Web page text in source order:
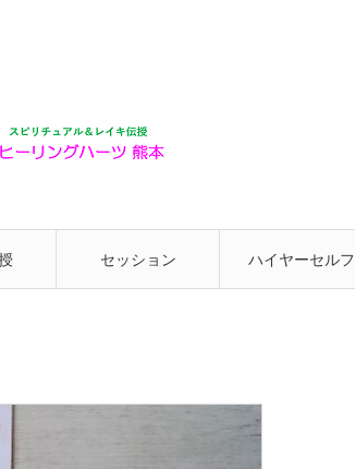
セッション ハイヤーセルフ